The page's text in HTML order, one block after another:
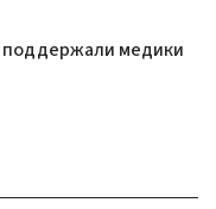
поддержали медики